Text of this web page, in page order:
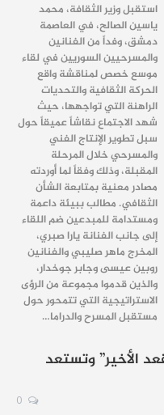
استقبل وزير الثقافة، محمد
ياسين الصالح، في العاصمة
دمشق، وفداً من الفنانين
والمسرحيين السوريين في لقاء
موسع خصص لمناقشة واقع
الحركة الثقافية والتحديات
الراهنة التي تواجهها، حيث
شهد الاجتماع نقاشاً عميقاً حول
سبل تطوير الإنتاج الفني
والمسرحي خلال المرحلة
المقبلة، وذلك وفقاً لما أوردته
مصادر معنية بمتابعة الشأن
الثقافي. مطالب ببيئة داعمة
ومستدامة للمبدعين ضم اللقاء
إلى جانب الفنانة يارا صبري،
المخرج ماهر صليبي والفنانين
روبين عيسى وجابر جوخدار،
والذين قدموا مجموعة من الرؤى
الاستراتيجية التي تتمحور حول
مستقبل المسرح والدراما…
الأخير” وتستعد